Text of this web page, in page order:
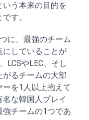
う本来の目的を
す。
に、最強のチーム
にしていることが
LCSやLEC、そし
るチームの大部
を1人以上抱えて
な韓国人プレイ
強チームの1つであ